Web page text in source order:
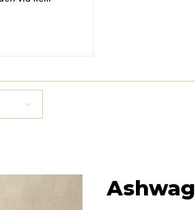
Deze
bio-